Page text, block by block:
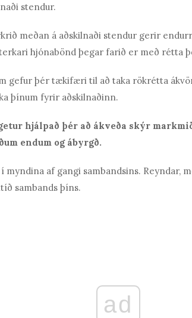
stendur.
meðan á aðskilnaði stendur gerir
hjónabönd þegar farið er með rétta
gefur þér tækifæri til að taka rökrétta
þínum fyrir aðskilnaðinn.
hjálpað þér að ákveða skýr
endum og ábyrgð.
myndina af gangi sambandsins. Reyndar,
sambands þíns.
ad